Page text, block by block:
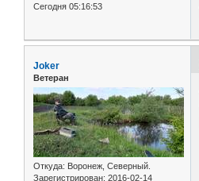
Сегодня 05:16:53
Joker
Ветеран
Откуда: Воронеж, Северный.
Зарегистрирован: 2016-02-14